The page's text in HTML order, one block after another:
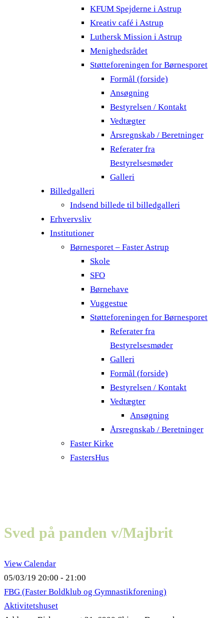
KFUM Spejderne i Astrup
Kreativ café i Astrup
Luthersk Mission i Astrup
Menighedsrådet
Støtteforeningen for Børnesporet
Formål (forside)
Ansøgning
Bestyrelsen / Kontakt
Vedtægter
Årsregnskab / Beretninger
Referater fra
Bestyrelsesmøder
Galleri
Billedgalleri
Indsend billede til billedgalleri
Erhvervsliv
Institutioner
Børnesporet – Faster Astrup
Skole
SFO
Børnehave
Vuggestue
Støtteforeningen for Børnesporet
Referater fra
Bestyrelsesmøder
Galleri
Formål (forside)
Bestyrelsen / Kontakt
Vedtægter
Ansøgning
Årsregnskab / Beretninger
Faster Kirke
FastersHus
Sved på panden v/Majbrit
View Calendar
05/03/19 20:00 - 21:00
FBG (Faster Boldklub og Gymnastikforening)
Aktivitetshuset